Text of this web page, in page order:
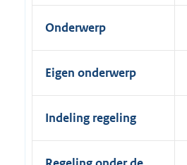
Onderwerp
Eigen onderwerp
Indeling regeling